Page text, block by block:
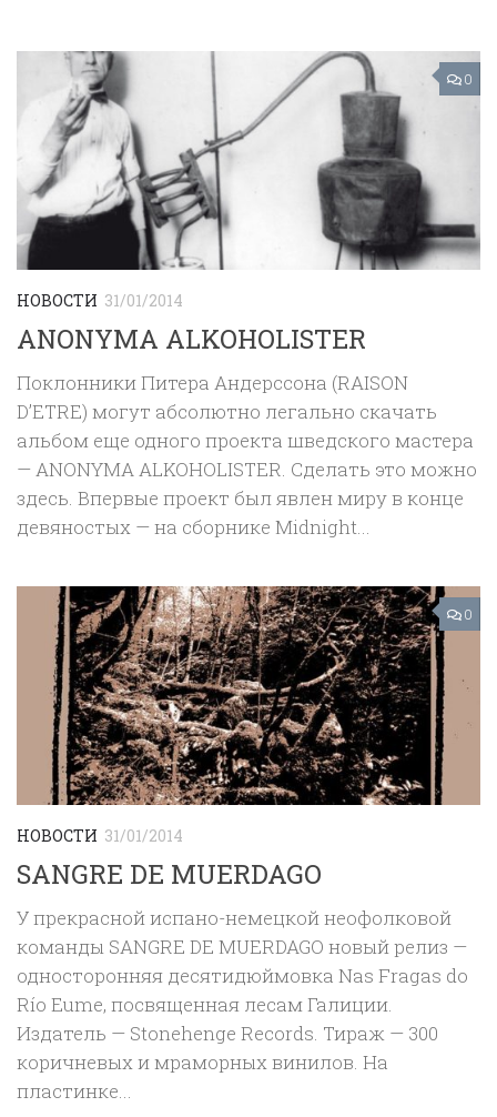
0
НОВОСТИ 31/01/2014
ANONYMA ALKOHOLISTER
Поклонники Питера Андерссона (RAISON
D’ETRE) могут абсолютно легально скачать
альбом еще одного проекта шведского мастера
— ANONYMA ALKOHOLISTER. Сделать это можно
здесь. Впервые проект был явлен миру в конце
девяностых — на сборнике Midnight...
0
НОВОСТИ 31/01/2014
SANGRE DE MUERDAGO
У прекрасной испано-немецкой неофолковой
команды SANGRE DE MUERDAGO новый релиз —
односторонняя десятидюймовка Nas Fragas do
Río Eume, посвященная лесам Галиции.
Издатель — Stonehenge Records. Тираж — 300
коричневых и мраморных винилов. На
пластинке...